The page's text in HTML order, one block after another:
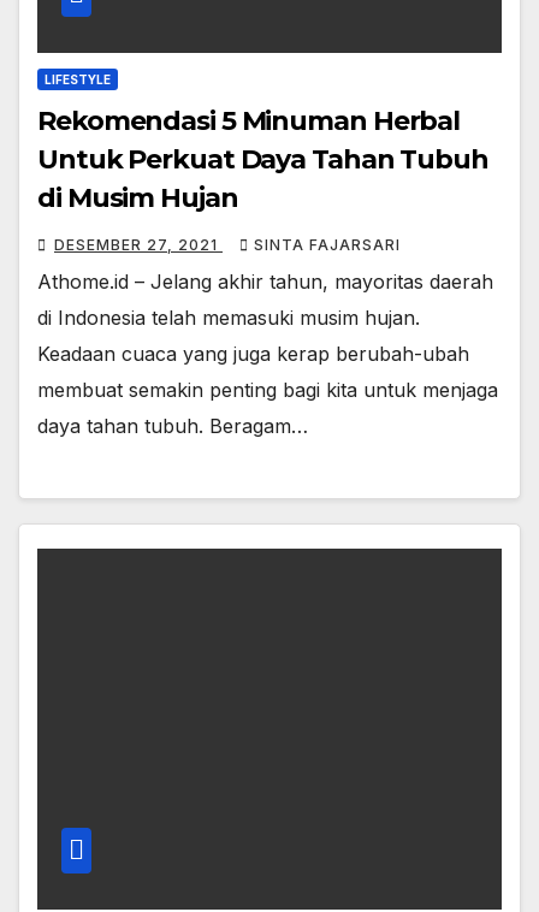
LIFESTYLE
Rekomendasi 5 Minuman Herbal
Untuk Perkuat Daya Tahan Tubuh
di Musim Hujan
DESEMBER 27, 2021 SINTA FAJARSARI
Athome.id – Jelang akhir tahun, mayoritas daerah
di Indonesia telah memasuki musim hujan.
Keadaan cuaca yang juga kerap berubah-ubah
membuat semakin penting bagi kita untuk menjaga
daya tahan tubuh. Beragam…